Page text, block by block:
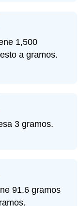
1,500
a gramos.
3 gramos.
91.6 gramos